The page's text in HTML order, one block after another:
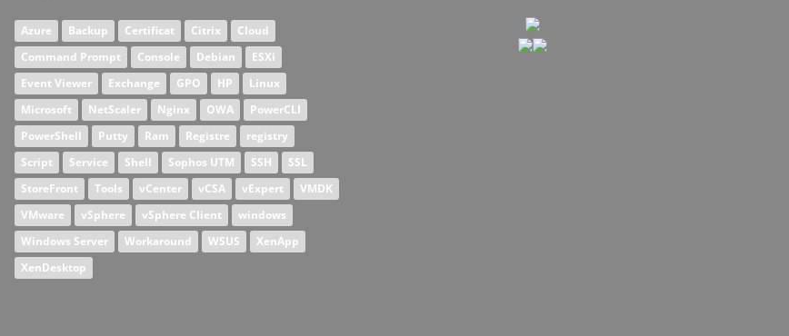
Azure Backup Certificat Citrix
Cloud
Command Prompt
Console Debian
ESXi
Event Viewer
Exchange GPO HP
Linux
Microsoft
NetScaler Nginx OWA
PowerCLI
PowerShell
Putty Ram Registre
registry
Script
Service Shell Sophos UTM SSH
SSL
StoreFront
Tools vCenter vCSA vExpert
VMDK
VMware
vSphere vSphere Client
windows
Windows Server
Workaround WSUS
XenApp
XenDesktop